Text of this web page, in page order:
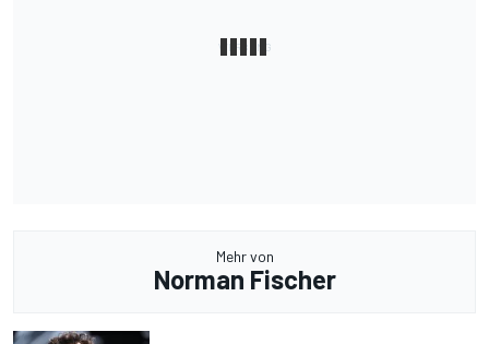
Mehr von
Norman Fischer